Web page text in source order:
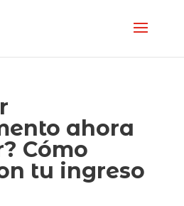
ahora
Cómo
tu ingreso